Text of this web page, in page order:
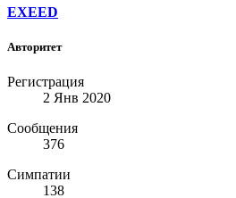
EXEED
Авторитет
Регистрация
2 Янв 2020
Сообщения
376
Симпатии
138